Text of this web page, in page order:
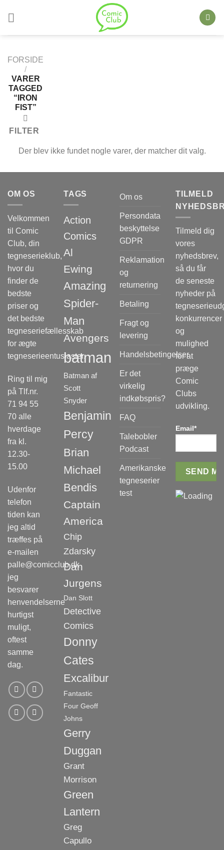
FORSIDE
/
VARER
TAGGED
“IRON
FIST”
FILTER
Der blev ikke fundet nogle varer, der matcher dit valg.
OM OS
Velkommen
til Comic
Club, din
tegneserieklub,
hvor du
finder de
bedste
priser og
det bedste
tegneseriefællesskab
for ægte
tegneserieentusiaster.
Ring til mig
på Tlf.nr.
71 94 55
70 alle
hverdage
fra kl.
12.30-
15.00
Udenfor
telefon
tiden kan
jeg altid
træffes på
e-mailen
palle@comicclub.dk
jeg
besvarer
henvendelserne
hurtigst
muligt,
oftest
samme
dag.
TAGS
Action
Comics
Al
Ewing
Amazing
Spider-
Man
Avengers
batman
Batman af
Scott
Snyder
Benjamin
Percy
Brian
Michael
Bendis
Captain
America
Chip
Zdarsky
Dan
Jurgens
Dan Slott
Detective
Comics
Donny
Cates
Excalibur
Fantastic
Four Geoff
Johns
Gerry
Duggan
Grant
Morrison
Green
Lantern
Greg
Capullo
Om os
Persondata
beskyttelse
GDPR
Reklamation
og
returnering
Betaling
Fragt og
levering
Handelsbetingelser
Er det
virkelig
indkøbspris?
FAQ
Talebobler
Podcast
Amerikanske
tegneserier
test
TILMELD
Tilmeld dig
vores
nyhedsbrev,
så du får
de seneste
nyheder på
konkurrencer
og
mulighed
for at
præge
Comic
Clubs
udvikling.
Email*